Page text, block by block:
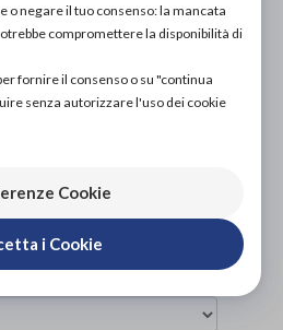
o negare il tuo consenso: la mancata
compromettere la disponibilità di
fornire il consenso o su "continua
senza autorizzare l'uso dei cookie
Cookie
i Cookie